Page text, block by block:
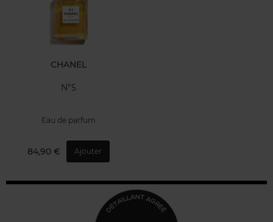
CHANEL
N°5
Eau de parfum
84,90 € Ajouter